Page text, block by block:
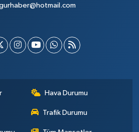
Hava Durumu
Trafik Durumu